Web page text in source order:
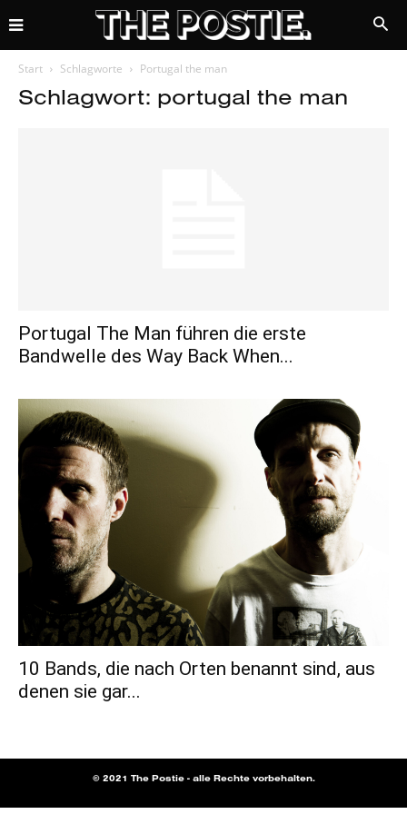
Start Schlagworte Portugal the man
Schlagwort: portugal the man
Portugal The Man führen die erste
Bandwelle des Way Back When...
10 Bands, die nach Orten benannt sind, aus
denen sie gar...
© 2021 The Postie - alle Rechte vorbehalten.